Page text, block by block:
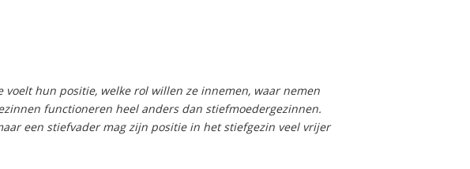
voelt hun positie, welke rol willen ze innemen, waar nemen
functioneren heel anders dan stiefmoedergezinnen.
een stiefvader mag zijn positie in het stiefgezin veel vrijer